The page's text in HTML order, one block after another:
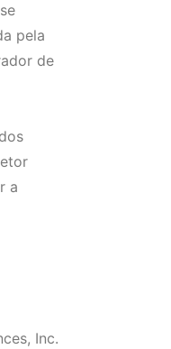
pela
de
a
Inc.